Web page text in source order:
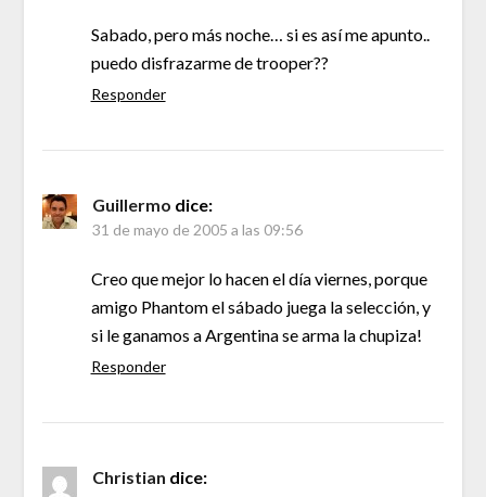
Sabado, pero más noche… si es así me apunto..
puedo disfrazarme de trooper??
Responder
Guillermo dice:
31 de mayo de 2005 a las 09:56
Creo que mejor lo hacen el día viernes, porque
amigo Phantom el sábado juega la selección, y
si le ganamos a Argentina se arma la chupiza!
Responder
Christian dice: